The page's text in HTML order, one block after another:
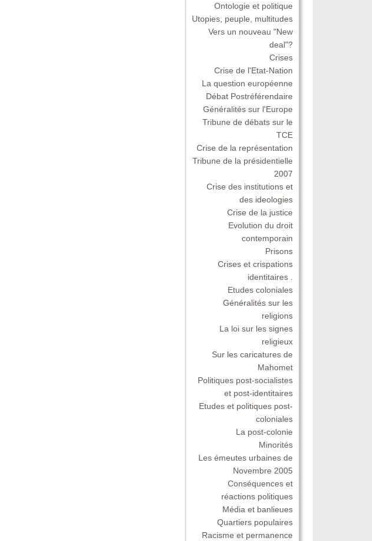
Ontologie et politique
Utopies, peuple, multitudes
Vers un nouveau "New
deal"?
Crises
Crise de l'Etat-Nation
La question européenne
Débat Postréférendaire
Généralités sur l'Europe
Tribune de débats sur le
TCE
Crise de la représentation
Tribune de la présidentielle
2007
Crise des institutions et
des ideologies
Crise de la justice
Evolution du droit
contemporain
Prisons
Crises et crispations
identitaires .
Etudes coloniales
Généralités sur les
religions
La loi sur les signes
religieux
Sur les caricatures de
Mahomet
Politiques post-socialistes
et post-identitaires
Etudes et politiques post-
coloniales
La post-colonie
Minorités
Les émeutes urbaines de
Novembre 2005
Conséquences et
réactions politiques
Média et banlieues
Quartiers populaires
Racisme et permanence